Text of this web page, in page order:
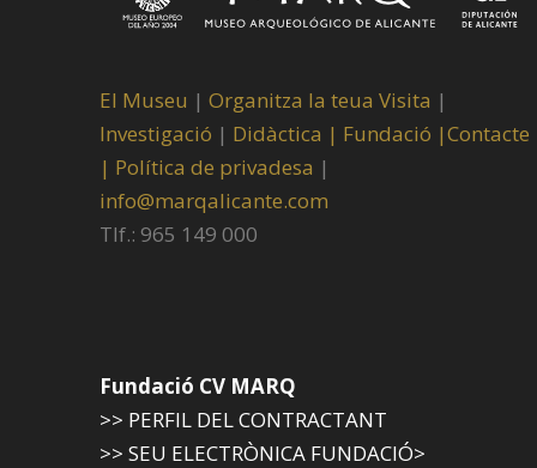
El Museu | Organitza la teua Visita |
Investigació | Didàctica | Fundació |Contacte
| Política de privadesa |
info@marqalicante.com
Tlf.: 965 149 000
Fundació CV MARQ
>> PERFIL DEL CONTRACTANT
>> SEU ELECTRÒNICA FUNDACIÓ>